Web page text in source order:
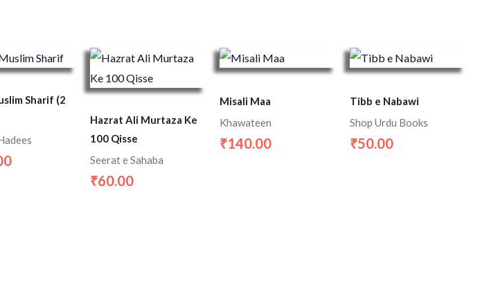
Sharif (2
Hazrat Ali Murtaza Ke
100 Qisse
Seerat e Sahaba
₹60.00
Misali Maa
Khawateen
₹140.00
Tibb e Nabawi
Shop Urdu Books
₹50.00